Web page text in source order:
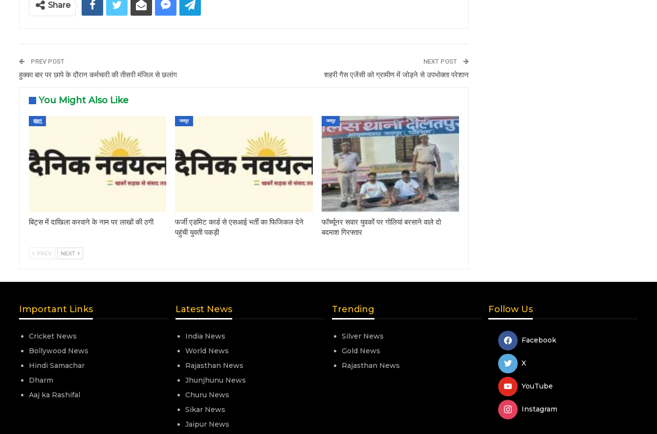
Share
PREV POST
हुक्का बार पर छापे के दौरान कर्मचारी की तीसरी मंजिल से छलांग
NEXT POST
शहरी गैस एजेंसी को ग्रामीण में जोड़ने से उपभोक्ता परेशान
You Might Also Like
झुंझुनूं
बिट्स में दाखिला करवाने के नाम पर लाखों की ठगी
जयपुर
फर्जी एडमिट कार्ड से एसआई भर्ती का फिजिकल देने
पहुंची युवती पकड़ी
जयपुर
फॉर्च्यूनर सवार युवकों पर गोलियां बरसाने वाले दो
बदमाश गिरफ्तार
PREV NEXT
Important Links
Cricket News
Bollywood News
Hindi Samachar
Dharm
Aaj ka Rashifal
Latest News
India News
World News
Rajasthan News
Jhunjhunu News
Churu News
Sikar News
Jaipur News
Trending
Silver News
Gold News
Rajasthan News
Follow Us
Facebook
X
YouTube
Instagram